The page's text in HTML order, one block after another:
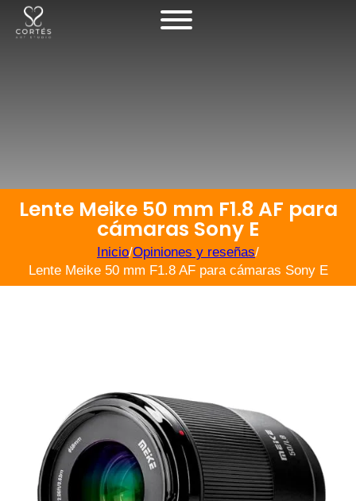
Lente Meike 50 mm F1.8 AF para
cámaras Sony E
Inicio/Opiniones y reseñas/
Lente Meike 50 mm F1.8 AF para cámaras Sony E